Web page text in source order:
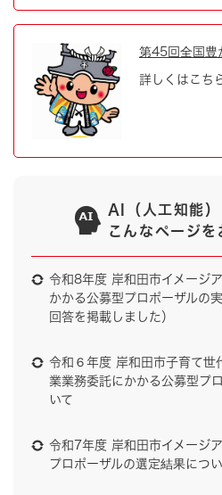
第45回全国豊
詳しくはこち
AI（人工知能）
こんなページ
令和8年度 岸和田市イメージ
かかる公募型プロポーザルの
回答を掲載しました）
令和６年度 岸和田市子育て世
業業務委託にかかる公募型プ
いて
令和7年度 岸和田市イメージ
プロポーザルの選定結果につ